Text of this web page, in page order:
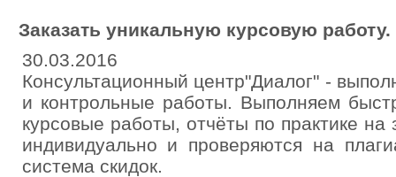
Заказать уникальную курсовую работу.
30.03.2016
Консультационный центр"Диалог" -
и контрольные работы. Выполняем
курсовые работы, отчёты по практике
индивидуально и проверяются на
система скидок.